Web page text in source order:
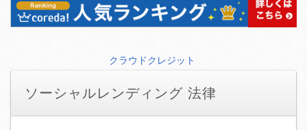
クラウドクレジット
ソーシャルレンディング 法律